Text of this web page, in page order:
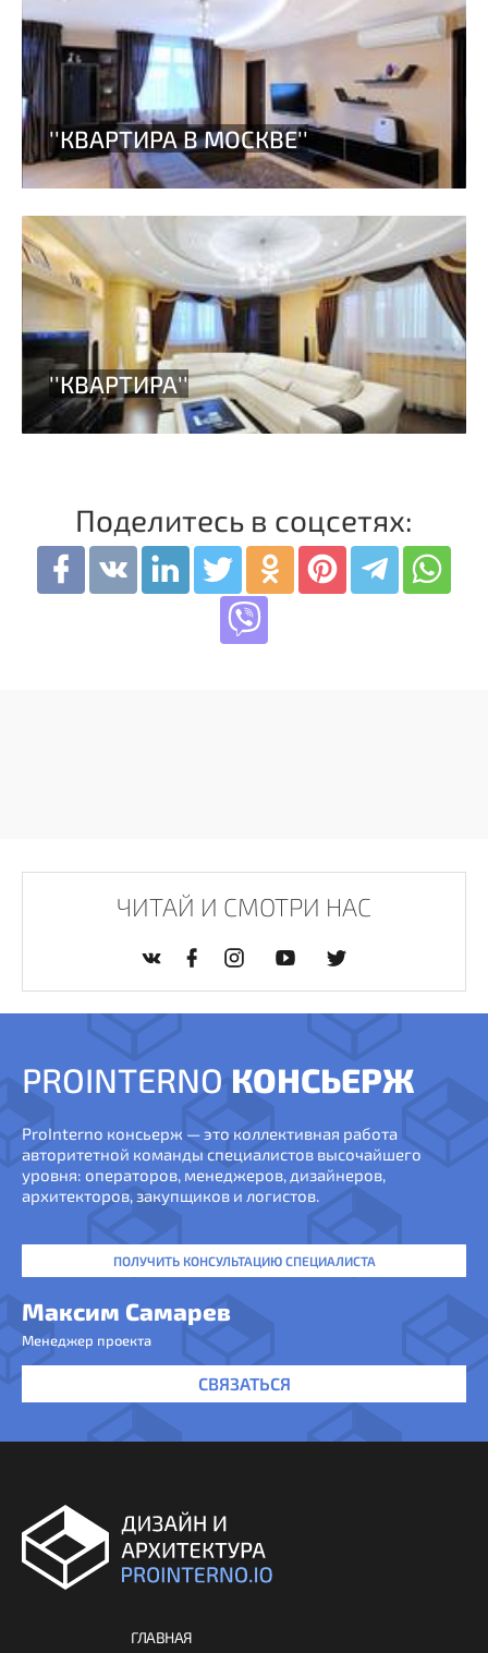
Поделитесь в соцсетях:
ЧИТАЙ И СМОТРИ НАС
PROINTERNO КОНСЬЕРЖ
ProInterno консьерж — это коллективная работа
авторитетной команды специалистов высочайшего
уровня: операторов, менеджеров, дизайнеров,
архитекторов, закупщиков и логистов.
ПОЛУЧИТЬ КОНСУЛЬТАЦИЮ СПЕЦИАЛИСТА
Максим Самарев
Менеджер проекта
СВЯЗАТЬСЯ
ГЛАВНАЯ